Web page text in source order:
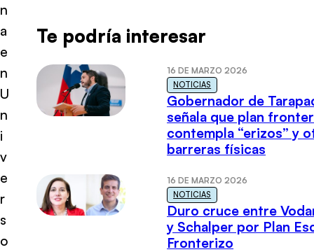
n
a
e
n
U
n
i
v
e
r
s
o
Te podría interesar
16 DE MARZO 2026
NOTICIAS
Gobernador de
señala que plan
contempla “erizos” y
barreras físicas
16 DE MARZO 2026
NOTICIAS
Duro cruce entre
y Schalper por Plan
Fronterizo